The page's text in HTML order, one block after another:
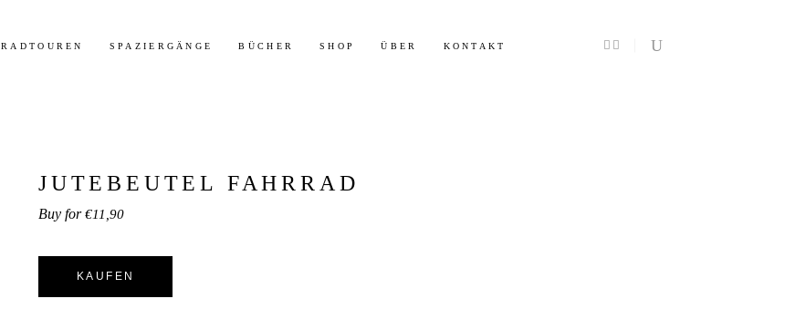
RADTOUREN SPAZIERGÄNGE BÜCHER SHOP ÜBER KONTAKT
JUTEBEUTEL FAHRRAD
€11,90
KAUFEN